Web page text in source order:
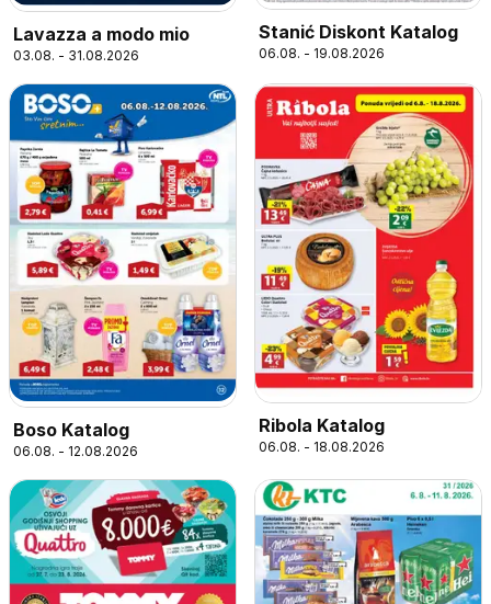
Lavazza a modo mio
03.08. - 31.08.2026
Stanić Diskont Katalog
06.08. - 19.08.2026
Boso Katalog
06.08. - 12.08.2026
Ribola Katalog
06.08. - 18.08.2026